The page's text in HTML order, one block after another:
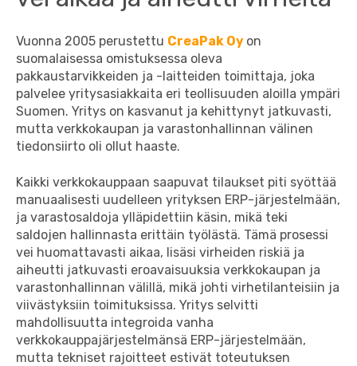
Vuonna 2005 perustettu CreaPak Oy on
suomalaisessa omistuksessa oleva
pakkaustarvikkeiden ja -laitteiden toimittaja, joka
palvelee yritysasiakkaita eri teollisuuden aloilla ympäri
Suomen. Yritys on kasvanut ja kehittynyt jatkuvasti,
mutta verkkokaupan ja varastonhallinnan välinen
tiedonsiirto oli ollut haaste.
Kaikki verkkokauppaan saapuvat tilaukset piti syöttää
manuaalisesti uudelleen yrityksen ERP-järjestelmään,
ja varastosaldoja ylläpidettiin käsin, mikä teki
saldojen hallinnasta erittäin työlästä. Tämä prosessi
vei huomattavasti aikaa, lisäsi virheiden riskiä ja
aiheutti jatkuvasti eroavaisuuksia verkkokaupan ja
varastonhallinnan välillä, mikä johti virhetilanteisiin ja
viivästyksiin toimituksissa. Yritys selvitti
mahdollisuutta integroida vanha
verkkokauppajärjestelmänsä ERP-järjestelmään,
mutta tekniset rajoitteet estivät toteutuksen